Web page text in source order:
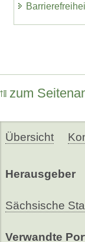
zum
Übersicht
Herausgeber
Sächsische
Verwandte